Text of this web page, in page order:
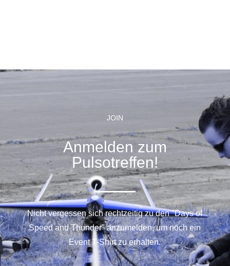
JOIN
Anmelden zum
Pulsotreffen!
Nicht vergessen sich rechtzeitig zu den "Days of
Speed and Thunder" anzumelden, um noch ein
Event T-Shirt zu erhalten.